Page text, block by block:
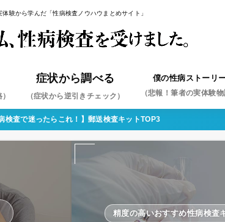
体験から学んだ「性病検査ノウハウまとめサイト」
を疑え！）
プラズマ
症状から調べる
（症状から逆引きチェック）
僕の性病ストーリ
（悲報！筆者の実体験物
病検査で迷ったらこれ！】郵送検査キットTOP3
精度の高いおすすめ性病検査